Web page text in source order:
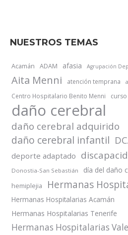
NUESTROS TEMAS
Acamán ADAM afasia Agrupación
Aita Menni atención temprana
Centro Hospitalario Benito Menni curso
daño cerebral
daño cerebral adquirido
daño cerebral infantil
deporte adaptado
Donostia-San Sebastián día del daño
hemiplejia Hermanas
Hermanas Hospitalarias Acamán
Hermanas Hospitalarias Tenerife
Hermanas Hospitalarias